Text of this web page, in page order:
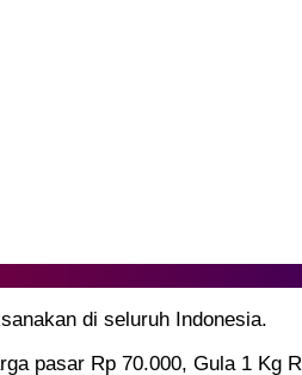
di seluruh Indonesia.
pasar Rp 70.000, Gula 1 Kg